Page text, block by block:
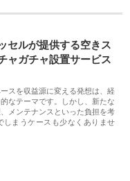
セルが提供する空きス
ャガチャ設置サービス
スを収益源に変える発想は、経
なテーマです。しかし、新たな
メンテナンスといった負担を考
しまうケースも少なくありませ